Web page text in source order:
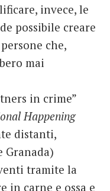
invece, le
possibile creare
che,
mai
in crime”
Happening
distanti,
Granada)
tramite la
in carne e ossa e